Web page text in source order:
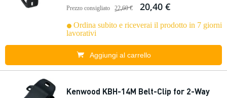
Prezzo consigliato 22,60 € 20,40 €
Ordina subito e riceverai il prodotto in 7 giorni
lavorativi
Aggiungi al carrello
Kenwood KBH-14M Belt-Clip for 2-Way